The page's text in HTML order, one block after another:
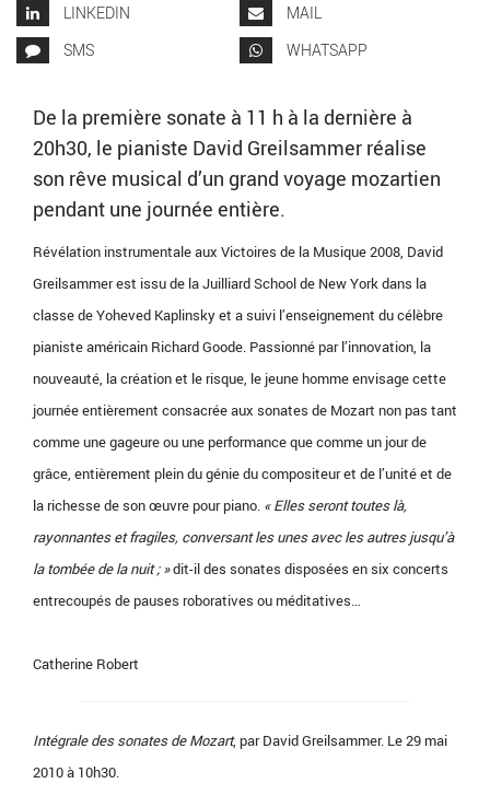
LINKEDIN
MAIL
SMS
WHATSAPP
De la première sonate à 11 h à la dernière à
20h30, le pianiste David Greilsammer réalise
son rêve musical d’un grand voyage mozartien
pendant une journée entière.
Révélation instrumentale aux Victoires de la Musique 2008, David
Greilsammer est issu de la Juilliard School de New York dans la
classe de Yoheved Kaplinsky et a suivi l’enseignement du célèbre
pianiste américain Richard Goode. Passionné par l’innovation, la
nouveauté, la création et le risque, le jeune homme envisage cette
journée entièrement consacrée aux sonates de Mozart non pas tant
comme une gageure ou une performance que comme un jour de
grâce, entièrement plein du génie du compositeur et de l’unité et de
la richesse de son œuvre pour piano. « Elles seront toutes là,
rayonnantes et fragiles, conversant les unes avec les autres jusqu’à
la tombée de la nuit ; »dit-il des sonates disposées en six concerts
entrecoupés de pauses roboratives ou méditatives…
Catherine Robert
Intégrale des sonates de Mozart, par David Greilsammer. Le 29 mai
2010 à 10h30.